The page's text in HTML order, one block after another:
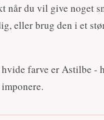
når du vil give noget
eller brug den i et
farve er Astilbe -